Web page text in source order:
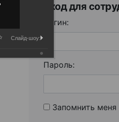
Вход для
Логин:
Пароль:
Запомнить меня
Слайд-шоу: